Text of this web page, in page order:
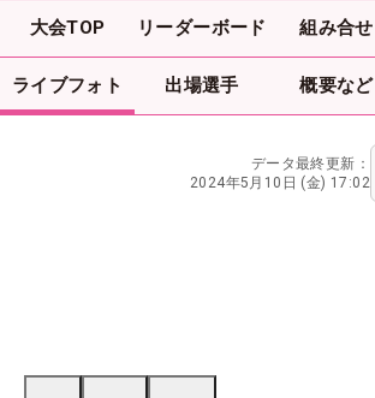
大会TOP リーダーボード 組み合せ
ライブフォト 出場選手 概要など
データ最終更新：
2024年5月10日 (金) 17:02